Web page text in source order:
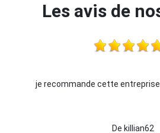
Les avis de
je recommande cette
De killian62